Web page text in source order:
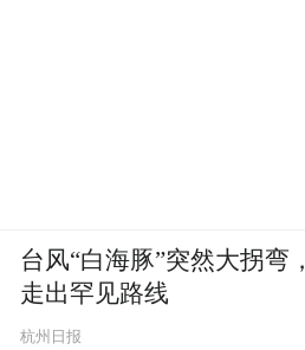
台风“白海豚”突然大拐弯，
走出罕见路线
杭州日报